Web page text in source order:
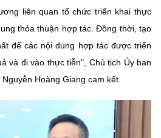
liên quan tổ chức triển khai thực
thỏa thuận hợp tác. Đồng thời, tạo
để các nội dung hợp tác được triển
và đi vào thực tiễn", Chủ tịch Ủy ban
Hoàng Giang cam kết.